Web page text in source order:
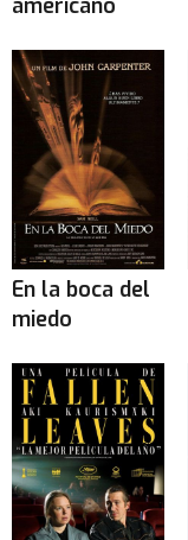
americano
En la boca del
miedo